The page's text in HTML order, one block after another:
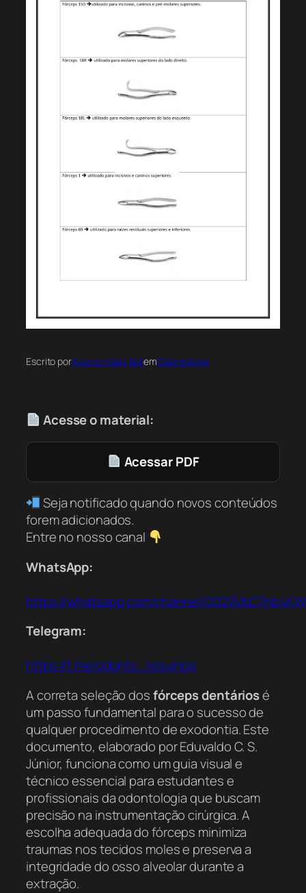
Escrito porAcervo Index BotemOdontologia
Acesse o material:
Acessar PDF
Seja notificado quando novos conteúdos
forem adicionados.
Entre no nosso canal
WhatsApp:
https://whatsapp.com/channel/
Telegram:
https://t.me/odonto_resumos
A correta seleção dosfórceps dentáriosé
um passo fundamental para o sucesso de
qualquer procedimento de exodontia. Este
documento, elaborado por Eduvaldo C. S.
Júnior, funciona como um guia visual e
técnico essencial para estudantes e
profissionais da odontologia que buscam
precisão na instrumentação cirúrgica. A
escolha adequada do fórceps minimiza
traumas nos tecidos moles e preserva a
integridade do osso alveolar durante a
extração.